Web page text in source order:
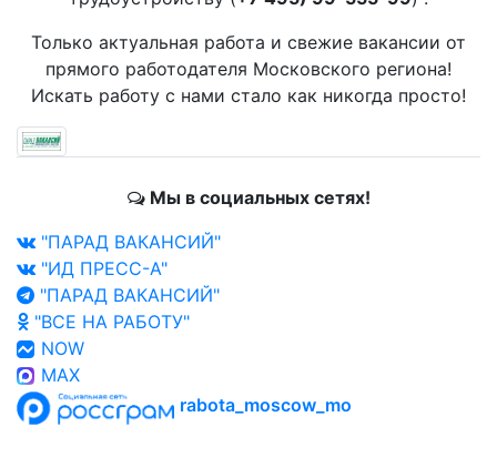
Только актуальная работа и свежие вакансии от
прямого работодателя Московского региона!
Искать работу с нами стало как никогда просто!
Мы в социальных сетях!
"ПАРАД ВАКАНСИЙ"
"ИД ПРЕСС-А"
"ПАРАД ВАКАНСИЙ"
"ВСЕ НА РАБОТУ"
NOW
MAX
rabota_moscow_mo